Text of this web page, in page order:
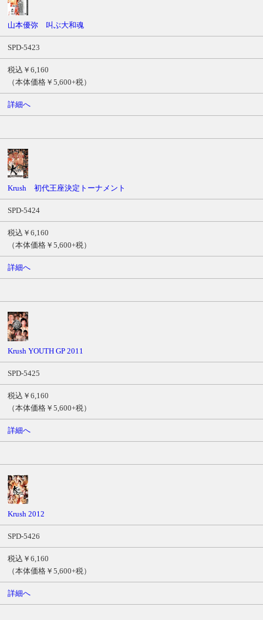
山本優弥 叫ぶ大和魂
SPD-5423
税込￥6,160
（本体価格￥5,600+税）
詳細へ
Krush 初代王座決定トーナメント
SPD-5424
税込￥6,160
（本体価格￥5,600+税）
詳細へ
Krush YOUTH GP 2011
SPD-5425
税込￥6,160
（本体価格￥5,600+税）
詳細へ
Krush 2012
SPD-5426
税込￥6,160
（本体価格￥5,600+税）
詳細へ